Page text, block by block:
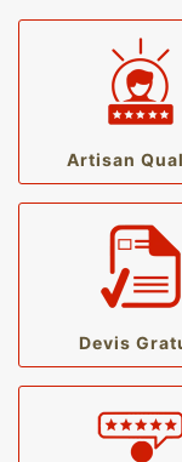
Artisan
Devis